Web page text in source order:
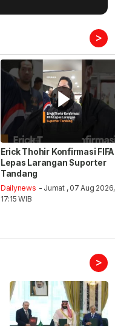
>
Erick Thohir Konfirmasi FIFA
Lepas Larangan Suporter
Tandang
Dailynews - Jumat , 07 Aug 2026,
17:15 WIB
>